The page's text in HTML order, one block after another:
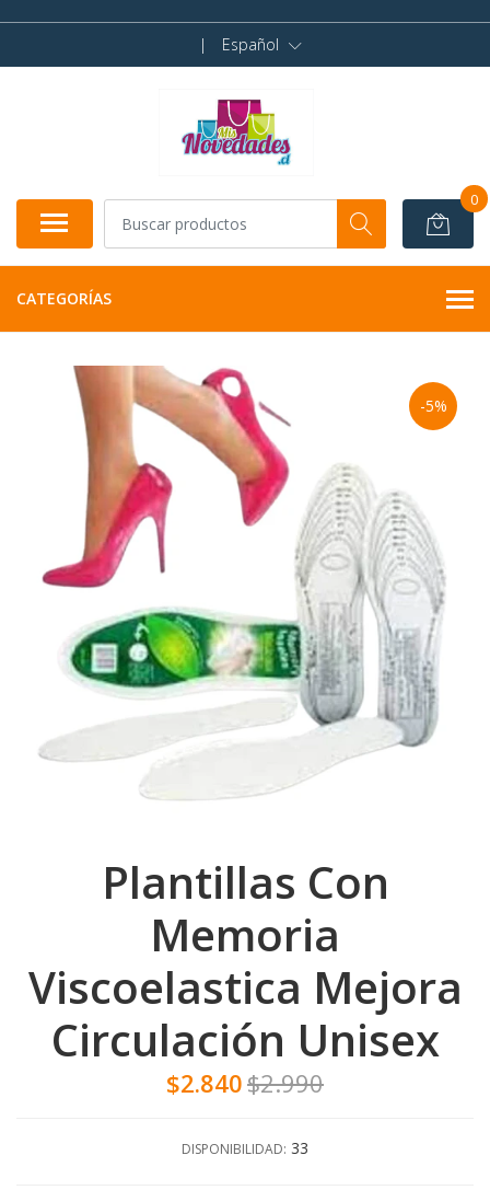
| Español
0
CATEGORÍAS
-5%
Plantillas Con
Memoria
Viscoelastica Mejora
Circulación Unisex
$2.840$2.990
DISPONIBILIDAD: 33